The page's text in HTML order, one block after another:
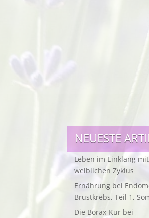
NEUESTE
Leben im Einklang
weiblichen Zyklus
Ernährung bei
Brustkrebs, Teil 1,
Die Borax-Kur bei